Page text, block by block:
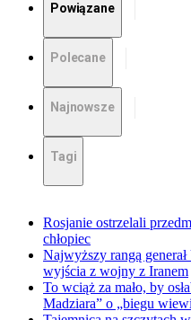
Powiązane
Polecane
Najnowsze
Tagi
Rosjanie ostrzelali
chłopiec
Najwyższy rangą
wyjścia z wojny z Iranem
To wciąż za mało, by
Madziara” o „biegu